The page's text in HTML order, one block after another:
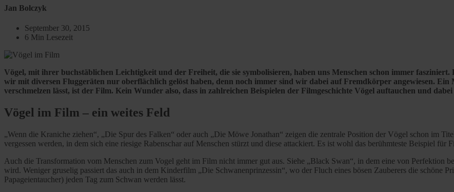
Jan Bolczyk
September 30, 2015
6 Min Lesezeit
Vögel, mit ihrer buchstäblichen Leichtigkeit und der Freiheit, die sie symbolisieren, haben uns Menschen schon immer
wir mit diversen Fluggeräten nur oberflächlich gelöst haben, denn noch immer sind wir dabei auf Fremdkörper angewiesen.
verschmelzen lässt, ist der Film. Kein Wunder also, dass in zahlreichen Beispielen der Filmgeschichte Vögel auftauchen und
Vögel im Film – ein weites Feld
„Wenn die Kraniche ziehen“, „Die Spur des Falken“ oder auch „Die Möwe Jonathan“ zeigen die zentrale Position der Vögel schon im
vergessen werden, in dem sich eine riesige Rabenschar auf Menschen stürzt und diese attackiert. Es ist wohl das berühmteste Beispiel
Auch die Transformation vom Menschen zum Vogel geht im Film nicht immer gut aus. Siehe „Black Swan“, in dem eine von Perfektion
wird. Weniger gruselig passiert das auch in dem Kinderfilm „Die Schwanenprinzessin“, wo der Fluch eines bösen Zauberers die schöne
Papageientaucher) jeden Tag zum Schwan werden lässt.